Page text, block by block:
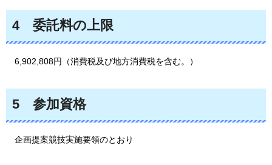
4 委託料の上限
6,902,808円（消費税及び地方消費税を含む。）
5 参加資格
企画提案競技実施要領のとおり